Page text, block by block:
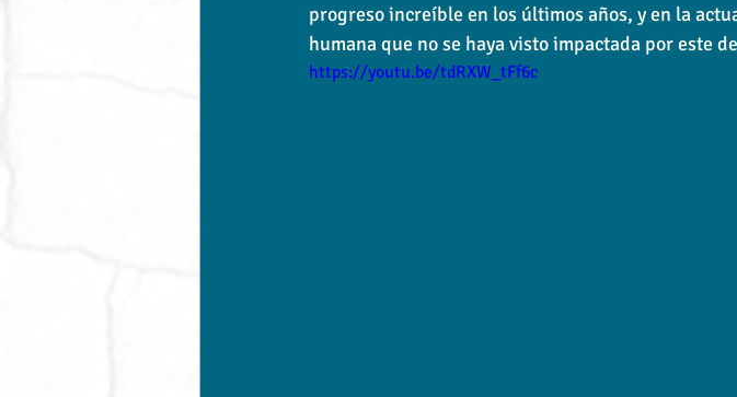
progreso increíble en los últimos años, y en la
humana que no se haya visto impactada por este
https://youtu.be/tdRXW_tFf6c